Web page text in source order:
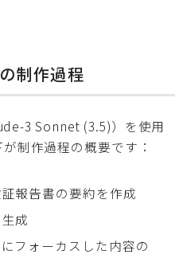
制作過程
3 Sonnet (3.5)）を使用
制作過程の概要です：
報告書の要約を作成
成
フォーカスした内容の